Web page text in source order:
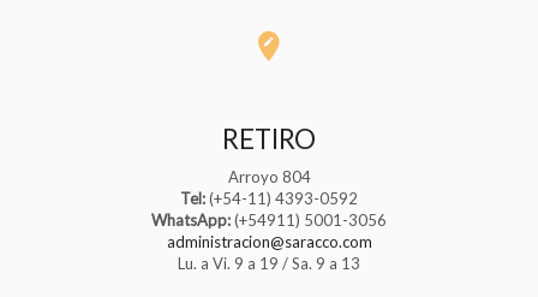
RETIRO
Arroyo 804
Tel:(+54-11) 4393-0592
WhatsApp:(+54911) 5001-3056
administracion@saracco.com
Lu. a Vi. 9 a 19 / Sa. 9 a 13